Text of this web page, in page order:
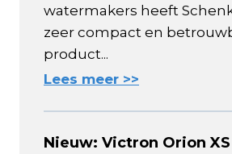
watermakers heeft
zeer compact en
product...
Lees meer >>
Nieuw: Victron Orion XS